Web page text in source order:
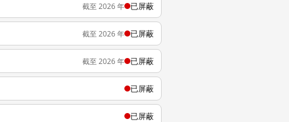
截至 2026 年 已屏蔽
截至 2026 年 已屏蔽
截至 2026 年 已屏蔽
已屏蔽
已屏蔽